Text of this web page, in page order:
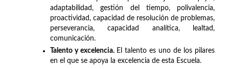
adaptabilidad, gestión del tiempo, polivalencia,
proactividad, capacidad de resolución de problemas,
perseverancia, capacidad analítica, lealtad,
comunicación.
Talento y excelencia. El talento es uno de los pilares
en el que se apoya la excelencia de esta Escuela.